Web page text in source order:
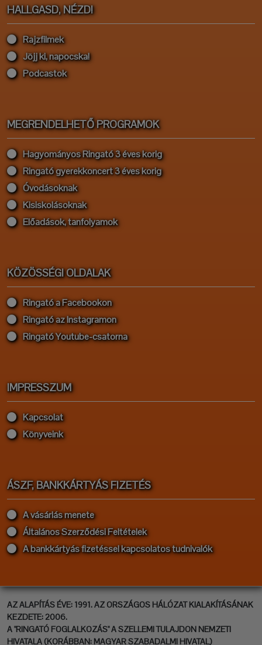
HALLGASD, NÉZD!
Rajzfilmek
Jöjj ki, napocska!
Podcastok
MEGRENDELHETŐ PROGRAMOK
Hagyományos Ringató 3 éves korig
Ringató gyerekkoncert 3 éves korig
Óvodásoknak
Kisiskolásoknak
Előadások, tanfolyamok
KÖZÖSSÉGI OLDALAK
Ringató a Facebookon
Ringató az Instagramon
Ringató Youtube-csatorna
IMPRESSZUM
Kapcsolat
Könyveink
ÁSZF, BANKKÁRTYÁS FIZETÉS
A vásárlás menete
Általános Szerződési Feltételek
A bankkártyás fizetéssel kapcsolatos tudnivalók
AZ ALAPÍTÁS ÉVE: 1991. AZ ORSZÁGOS HÁLÓZAT KIALAKÍTÁSÁNAK
KEZDETE: 2006.
A "RINGATÓ FOGLALKOZÁS" A SZELLEMI TULAJDON NEMZETI
HIVATALA (KORÁBBAN: MAGYAR SZABADALMI HIVATAL)